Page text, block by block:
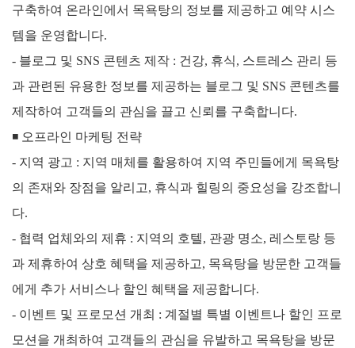
구축하여 온라인에서 목욕탕의 정보를 제공하고 예약 시스
템을 운영합니다.
- 블로그 및 SNS 콘텐츠 제작 : 건강, 휴식, 스트레스 관리 등
과 관련된 유용한 정보를 제공하는 블로그 및 SNS 콘텐츠를
제작하여 고객들의 관심을 끌고 신뢰를 구축합니다.
◾ 오프라인 마케팅 전략
- 지역 광고 : 지역 매체를 활용하여 지역 주민들에게 목욕탕
의 존재와 장점을 알리고, 휴식과 힐링의 중요성을 강조합니
다.
- 협력 업체와의 제휴 : 지역의 호텔, 관광 명소, 레스토랑 등
과 제휴하여 상호 혜택을 제공하고, 목욕탕을 방문한 고객들
에게 추가 서비스나 할인 혜택을 제공합니다.
- 이벤트 및 프로모션 개최 : 계절별 특별 이벤트나 할인 프로
모션을 개최하여 고객들의 관심을 유발하고 목욕탕을 방문